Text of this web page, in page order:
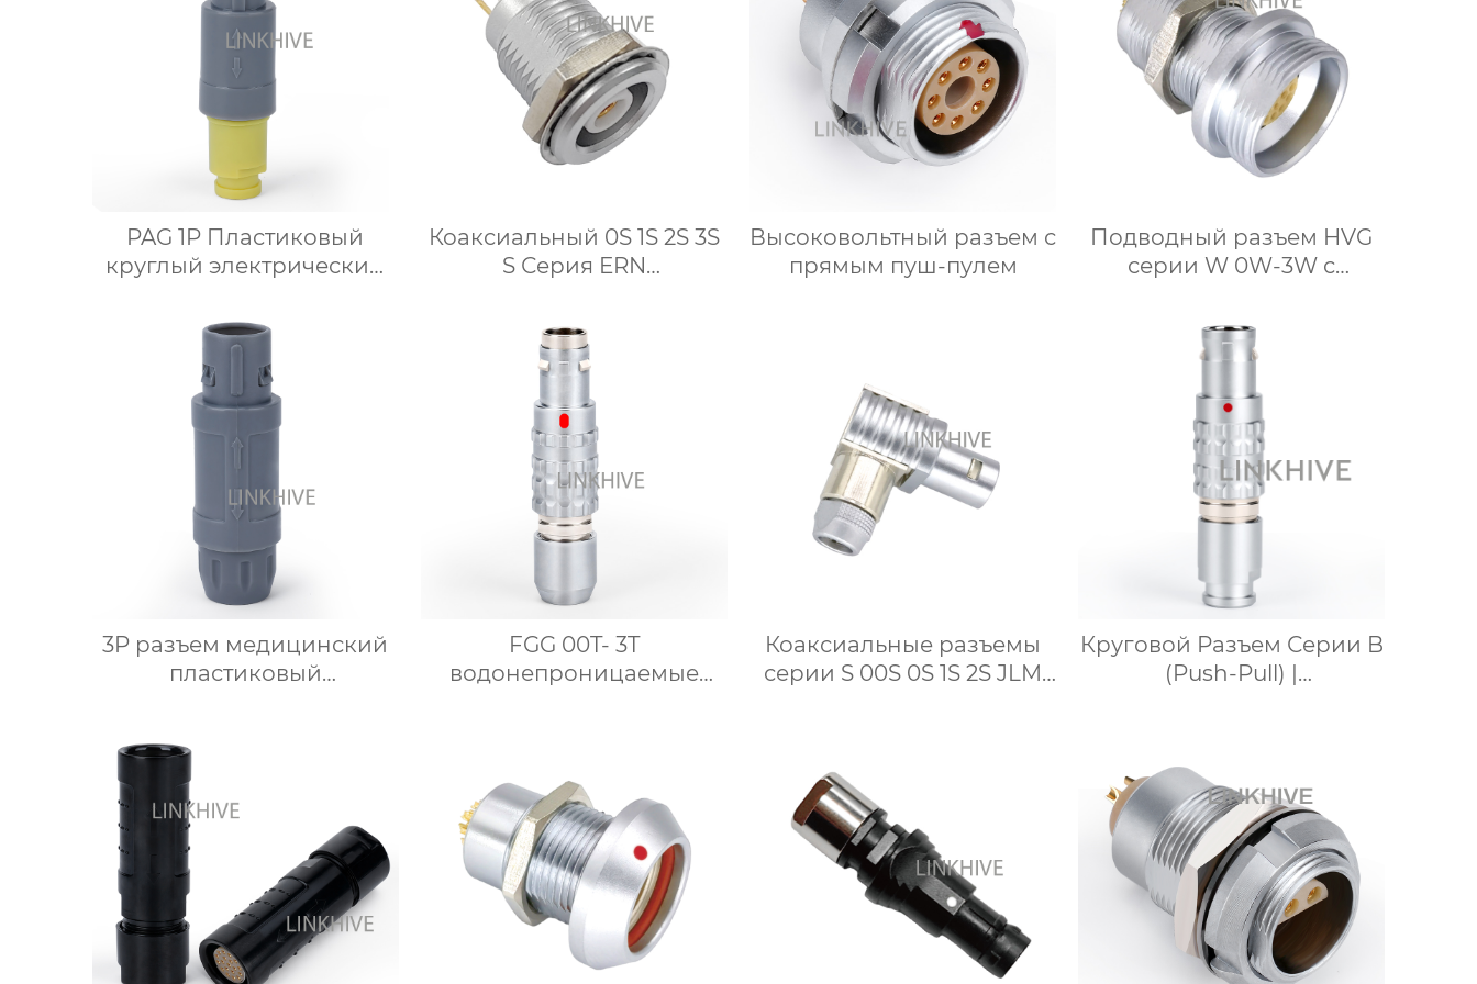
PAG 1P Пластиковый
круглый электрический
изгиба
Коаксиальный 0S 1S 2S 3S
S Серия ERN
Заземляющий тег
Высоковольтный разъем с
прямым пуш-пулем
Подводный разъем HVG
серии W 0W-3W с
3P разъем медицинский
пластиковый
FGG 00T- 3T
водонепроницаемые
Коаксиальные разъемы
серии S 00S 0S 1S 2S JLM
Круговой Разъем Серии B
(Push-Pull) |